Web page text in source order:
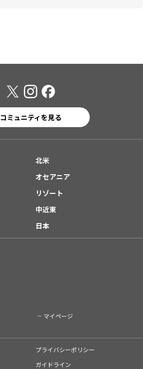
コミュニティを見る
北米
オセアニア
リゾート
中近東
日本
マイページ
プライバシーポリシー
ガイドライン